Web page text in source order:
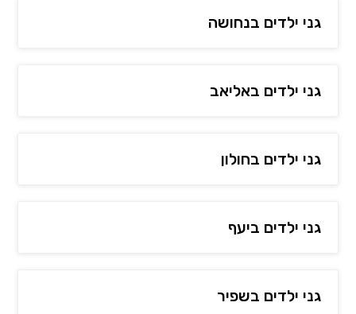
גני ילדים בנחושה
גני ילדים באליאב
גני ילדים בחולון
גני ילדים ביעף
גני ילדים בשפיר